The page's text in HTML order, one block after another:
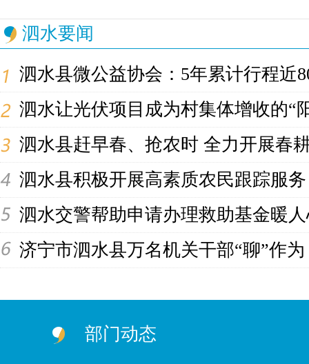
泗水要闻
泗水县微公益协会：5年累计行程近
泗水让光伏项目成为村集体增收的“
泗水县赶早春、抢农时 全力开展春
泗水县积极开展高素质农民跟踪服务
泗水交警帮助申请办理救助基金暖
济宁市泗水县万名机关干部“聊”作为
部门动态